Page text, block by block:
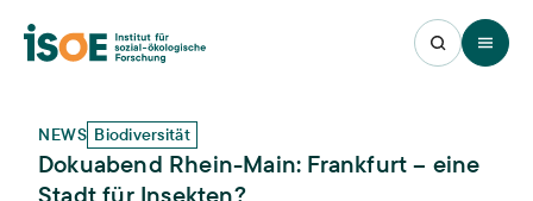
Open
NEWS Biodiversität
Dokuabend Rhein-Main: Frankfurt – eine
Stadt für Insekten?